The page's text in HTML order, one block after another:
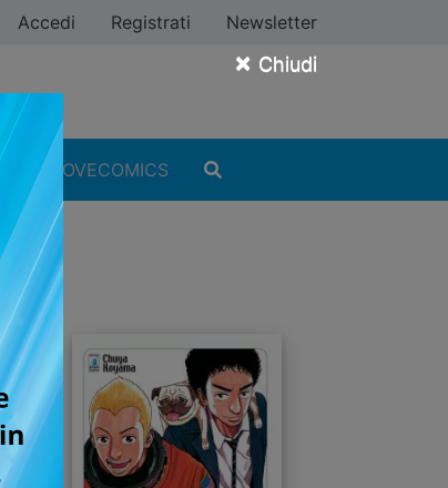
× Chiudi
Accedi Registrati Newsletter
#ILOVECOMICS